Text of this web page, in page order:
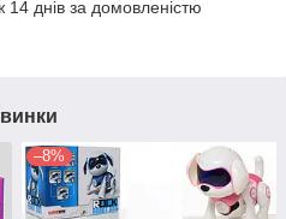
днів за домовленістю
–8%